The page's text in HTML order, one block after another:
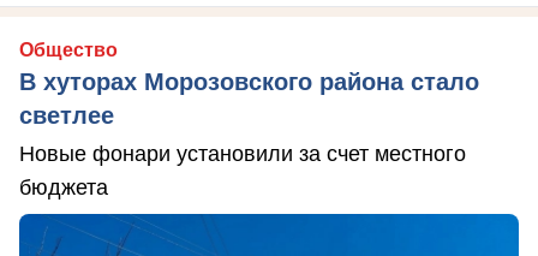
Общество
В хуторах Морозовского района стало
светлее
Новые фонари установили за счет местного
бюджета